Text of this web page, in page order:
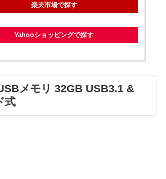
楽天市場で探す
Yahooショッピングで探す
メモリ 32GB USB3.1 &
式